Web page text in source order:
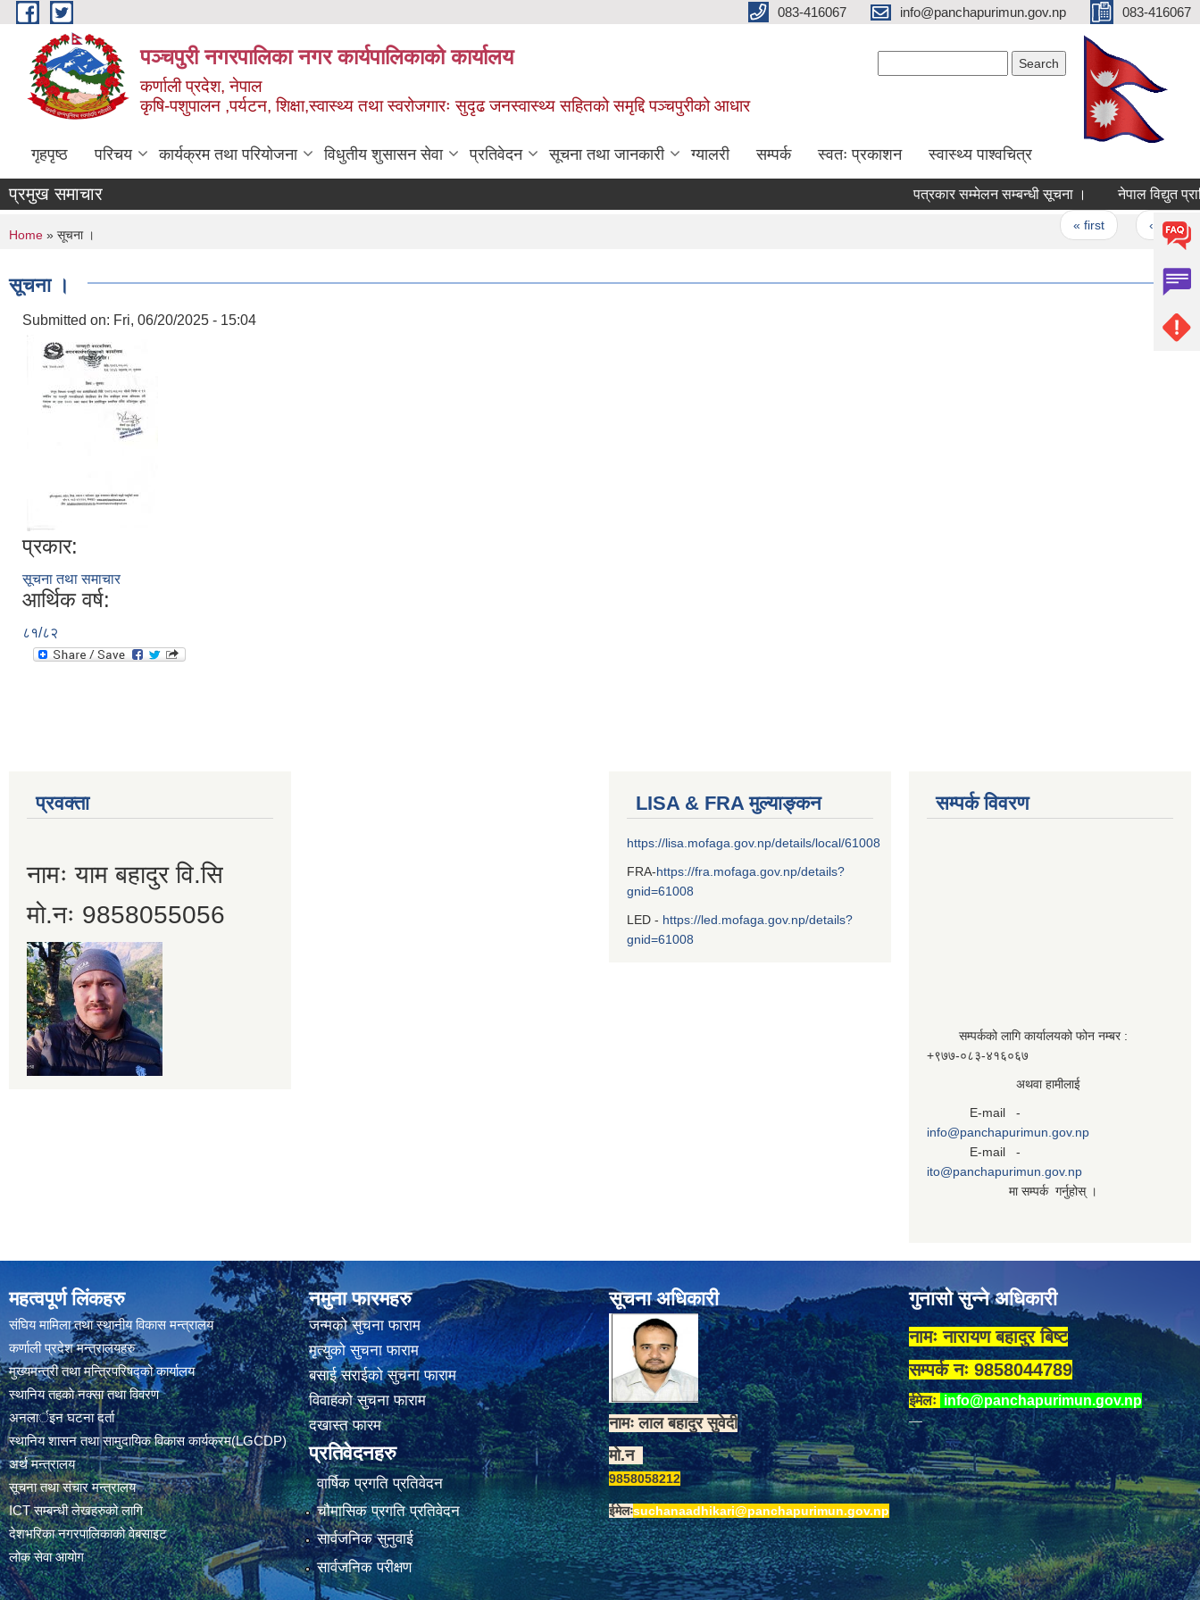
Skip to main content 083-416067 info@panchapurimun.gov.np 083-416067
पञ्चपुरी नगरपालिका नगर कार्यपालिकाको कार्यालय
कर्णाली प्रदेश, नेपाल
कृषि-पशुपालन ,पर्यटन, शिक्षा,स्वास्थ्य तथा स्वरोजगारः सुदृढ जनस्वास्थ्य सहितको समृद्दि पञ्चपुरीको आधार
गृहपृष्ठ परिचय कार्यक्रम तथा परियोजना विधुतीय शुसासन सेवा प्रतिवेदन सूचना तथा जानकारी ग्यालरी सम्पर्क स्वतः प्रकाशन स्वास्थ्य पाश्वचित्र
प्रमुख समाचार पत्रकार सम्मेलन सम्बन्धी सूचना । नेपाल विद्युत
« first ‹ previous
You are here
Home » सूचना ।
सूचना ।
Submitted on: Fri, 06/20/2025 - 15:04
प्रकार:
सूचना तथा समाचार
आर्थिक वर्ष:
८१/८२
प्रवक्ता
नामः याम बहादुर वि.सि
मो.नः 9858055056
LISA & FRA मुल्याङ्कन
https://lisa.mofaga.gov.np/details/local/61008
FRA-https://fra.mofaga.gov.np/details?
gnid=61008
LED - https://led.mofaga.gov.np/details?
gnid=61008
सम्पर्क विवरण
सम्पर्कको लागि कार्यालयको फोन नम्बर :
+९७७-०८३‍-४१६०६७
अथवा हामीलाई
E-mail -
info@panchapurimun.gov.np
E-mail -
ito@panchapurimun.gov.np
मा सम्पर्क गर्नुहोस् ।
महत्वपूर्ण लिंकहरु
संघिय मामिला तथा स्थानीय विकास मन्त्रालय
कर्णाली प्रदेश मन्त्रालयहरु
मुख्यमन्त्री तथा मन्त्रिपरिषद्को कार्यालय
स्थानिय तहकाे नक्सा तथा विवरण
अनलार्इन घटना दर्ता
स्थानिय शासन तथा सामुदायिक विकास कार्यक्रम(LGCDP)
अर्थ मन्त्रालय
सूचना तथा संचार मन्त्रालय
ICT सम्बन्धी लेखहरुको लागि
देशभरिका नगरपालिकाको वेबसाइट
लोक सेवा आयोग
नमुना फारमहरु
जन्मको सुचना फाराम
मृत्युको सुचना फाराम
बसाई सराईको सुचना फाराम
विवाहको सुचना फाराम
दखास्त फारम
प्रतिवेदनहरु
वार्षिक प्रगति प्रतिवेदन
चौमासिक प्रगति प्रतिवेदन
सार्वजनिक सुनुवाई
सार्वजनिक परीक्षण
सूचना अधिकारी
नामः लाल बहादुर सुवेदी
मो.न
9858058212
ईमेलःsuchanaadhikari@panchapurimun.gov.np
गुनासो सुन्ने अधिकारी
नामः नारायण बहादुर बिष्ट
सम्पर्क नः 9858044789
ईमेलः info@panchapurimun.gov.np